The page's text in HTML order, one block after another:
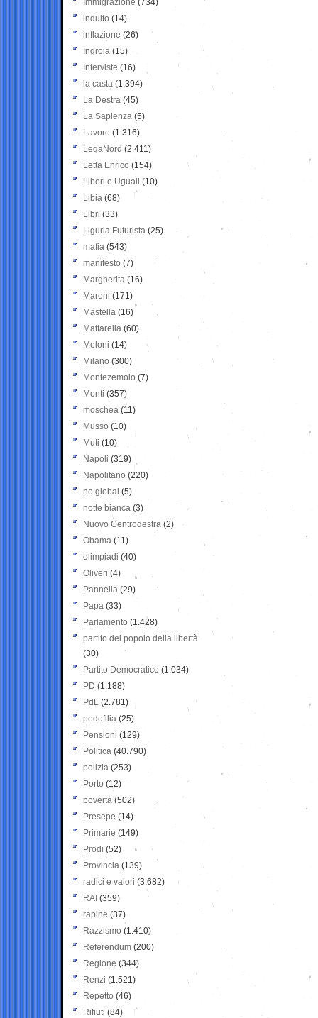
Immigrazione (734)
indulto (14)
inflazione (26)
Ingroia (15)
Interviste (16)
la casta (1.394)
La Destra (45)
La Sapienza (5)
Lavoro (1.316)
LegaNord (2.411)
Letta Enrico (154)
Liberi e Uguali (10)
Libia (68)
Libri (33)
Liguria Futurista (25)
mafia (543)
manifesto (7)
Margherita (16)
Maroni (171)
Mastella (16)
Mattarella (60)
Meloni (14)
Milano (300)
Montezemolo (7)
Monti (357)
moschea (11)
Musso (10)
Muti (10)
Napoli (319)
Napolitano (220)
no global (5)
notte bianca (3)
Nuovo Centrodestra (2)
Obama (11)
olimpiadi (40)
Oliveri (4)
Pannella (29)
Papa (33)
Parlamento (1.428)
partito del popolo della libertà
(30)
Partito Democratico (1.034)
PD (1.188)
PdL (2.781)
pedofilia (25)
Pensioni (129)
Politica (40.790)
polizia (253)
Porto (12)
povertà (502)
Presepe (14)
Primarie (149)
Prodi (52)
Provincia (139)
radici e valori (3.682)
RAI (359)
rapine (37)
Razzismo (1.410)
Referendum (200)
Regione (344)
Renzi (1.521)
Repetto (46)
Rifiuti (84)